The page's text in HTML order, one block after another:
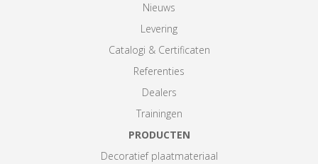
Nieuws
Levering
Catalogi & Certificaten
Referenties
Dealers
Trainingen
PRODUCTEN
Decoratief plaatmateriaal